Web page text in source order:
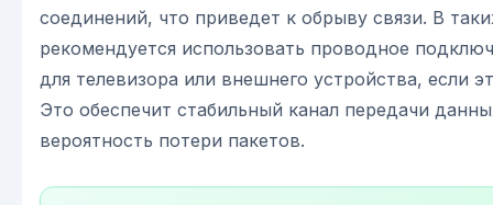
соединений, что приведет к обрыву связи. В
рекомендуется использовать проводное
для телевизора или внешнего устройства, если
Это обеспечит стабильный канал передачи
вероятность потери пакетов.